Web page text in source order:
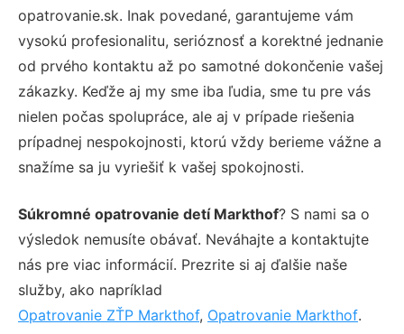
opatrovanie.sk. Inak povedané, garantujeme vám
vysokú profesionalitu, serióznosť a korektné jednanie
od prvého kontaktu až po samotné dokončenie vašej
zákazky. Keďže aj my sme iba ľudia, sme tu pre vás
nielen počas spolupráce, ale aj v prípade riešenia
prípadnej nespokojnosti, ktorú vždy berieme vážne a
snažíme sa ju vyriešiť k vašej spokojnosti.
Súkromné opatrovanie detí Markthof? S nami sa o
výsledok nemusíte obávať. Neváhajte a kontaktujte
nás pre viac informácií. Prezrite si aj ďalšie naše
služby, ako napríklad
Opatrovanie ZŤP Markthof, Opatrovanie Markthof.